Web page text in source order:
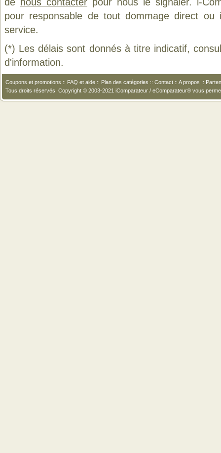
pour responsable de tout dommage direct
service.
(*) Les délais sont donnés à titre indicatif,
d'information.
Coupons et promotions :: FAQ et aide :: Plan des catégories :: Contact :: A propos ::
Tous droits réservés. Copyright © 2003-2021 iComparateur / eComparateur® vous